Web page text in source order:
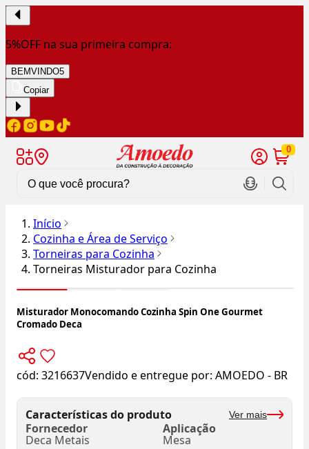
5%OFF na sua primeira compra:
BEMVINDO5
Copiar
0
Início
Cozinha e Área de Serviço
Torneiras para Cozinha
Torneiras Misturador para Cozinha
Misturador Monocomando Cozinha Spin One Gourmet
Cromado Deca
cód: 3216637Vendido e entregue por: AMOEDO - BR
Características do produto Ver mais
Fornecedor
Deca Metais
Aplicação
Mesa